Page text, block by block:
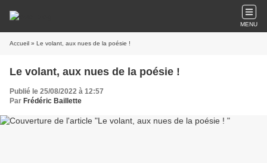
MENU
Accueil » Le volant, aux nues de la poésie !
Le volant, aux nues de la poésie !
Publié le 25/08/2022 à 12:57
Par Frédéric Baillette